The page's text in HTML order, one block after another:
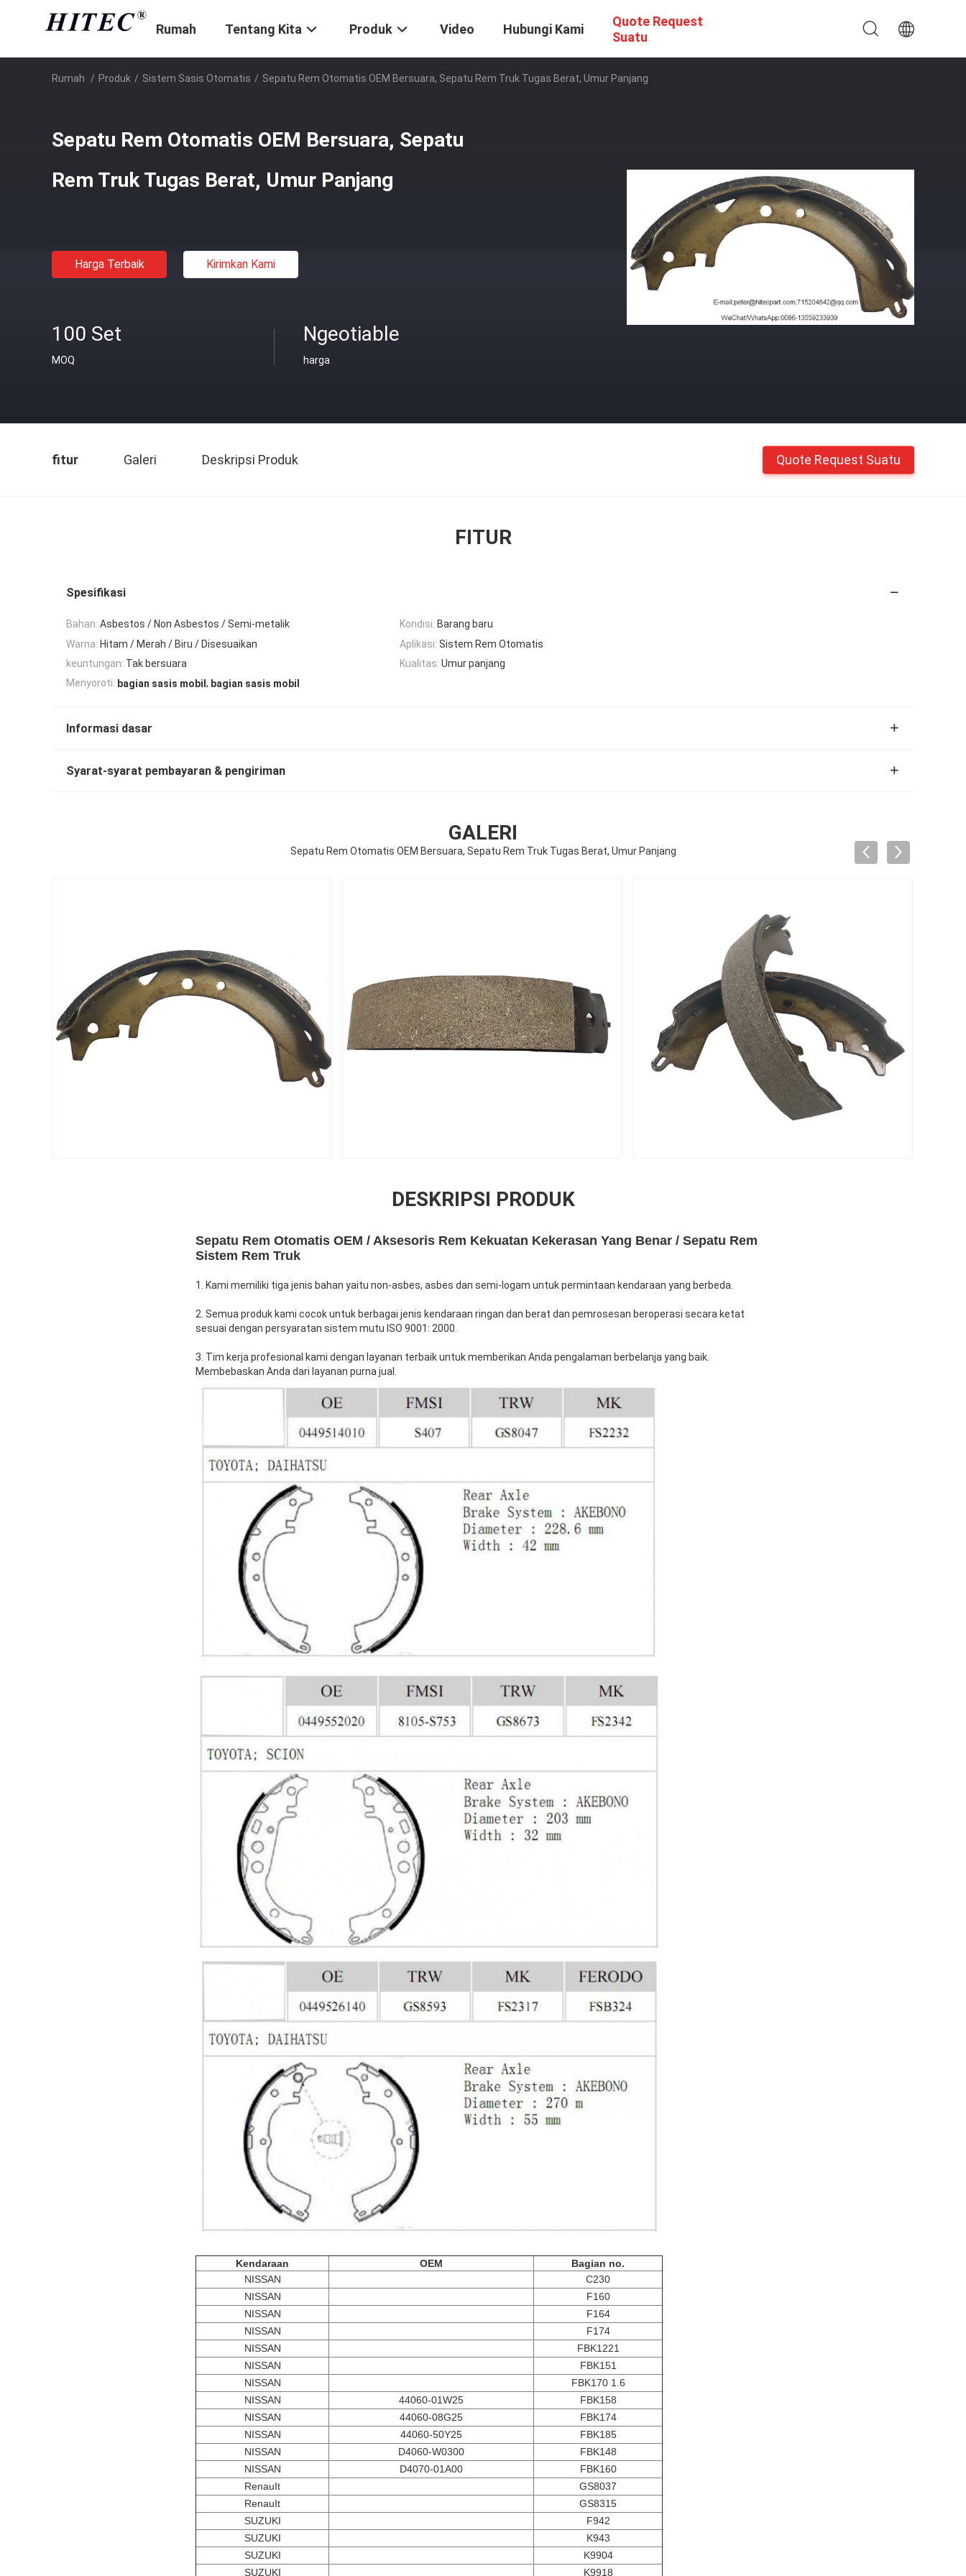
Rumah Tentang Kita Produk Video Hubungi Kami
Quote Request
Suatu
Rumah / Produk / Sistem Sasis Otomatis / Sepatu Rem Otomatis OEM Bersuara, Sepatu Rem Truk Tugas Berat, Umur Panjang
Sepatu Rem Otomatis OEM Bersuara, Sepatu
Rem Truk Tugas Berat, Umur Panjang
Harga Terbaik Kirimkan Kami
100 Set
MOQ
Ngeotiable
harga
fitur Galeri Deskripsi Produk Quote Request Suatu
FITUR
Spesifikasi
Bahan: Asbestos / Non Asbestos / Semi-metalik Kondisi: Barang baru
Warna: Hitam / Merah / Biru / Disesuaikan Aplikasi: Sistem Rem Otomatis
keuntungan: Tak bersuara Kualitas: Umur panjang
Menyoroti: bagian sasis mobil , bagian sasis mobil
Informasi dasar
Syarat-syarat pembayaran & pengiriman
GALERI
Sepatu Rem Otomatis OEM Bersuara, Sepatu Rem Truk Tugas Berat, Umur Panjang
DESKRIPSI PRODUK
Sepatu Rem Otomatis OEM / Aksesoris Rem Kekuatan Kekerasan Yang Benar / Sepatu Rem
Sistem Rem Truk
1. Kami memiliki tiga jenis bahan yaitu non-asbes, asbes dan semi-logam untuk permintaan kendaraan yang berbeda.
2. Semua produk kami cocok untuk berbagai jenis kendaraan ringan dan berat dan pemrosesan beroperasi secara ketat
sesuai dengan persyaratan sistem mutu ISO 9001: 2000.
3. Tim kerja profesional kami dengan layanan terbaik untuk memberikan Anda pengalaman berbelanja yang baik.
Membebaskan Anda dari layanan purna jual.
Kendaraan OEM
Bagian no.
NISSAN
C230
NISSAN
F160
NISSAN
F164
NISSAN
F174
NISSAN
FBK1221
NISSAN
FBK151
NISSAN
FBK170 1.6
NISSAN
44060-01W25
FBK158
NISSAN
44060-08G25
FBK174
NISSAN
44060-50Y25
FBK185
NISSAN
D4060-W0300
FBK148
NISSAN
D4070-01A00
FBK160
RenauIt
GS8037
RenauIt
GS8315
SUZUKI
F942
SUZUKI
K943
SUZUKI
K9904
SUZUKI
K9918